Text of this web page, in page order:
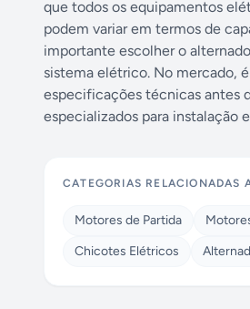
que todos os equipamentos
podem variar em termos de
importante escolher o
sistema elétrico. No mercado,
especificações técnicas antes
especializados para instalação
CATEGORIAS RELACIONADAS
Motores de Partida
Chicotes Elétricos